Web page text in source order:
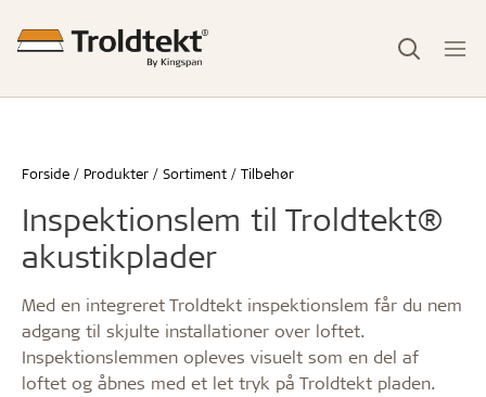
Forside Produkter Sortiment Tilbehør
Inspektionslem til Troldtekt®
akustikplader
Med en integreret Troldtekt inspektionslem får du nem
adgang til skjulte installationer over loftet.
Inspektionslemmen opleves visuelt som en del af
loftet og åbnes med et let tryk på Troldtekt pladen.